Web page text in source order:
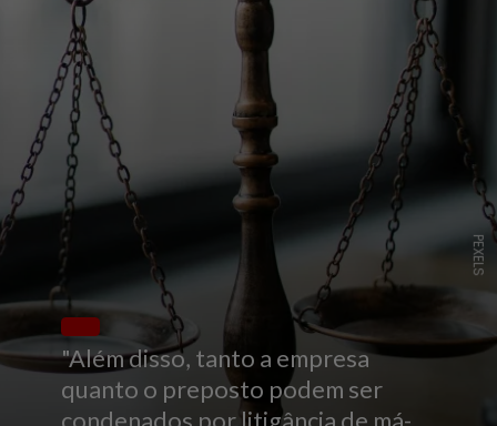
"Além disso, tanto a empresa
quanto o preposto podem ser
PEXELS